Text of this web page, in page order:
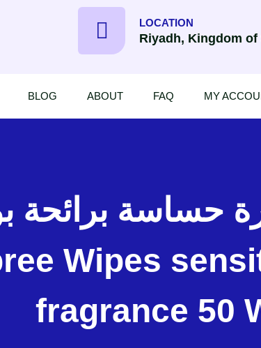
LOCATION
Riyadh, Kingdom of
BLOG ABOUT FAQ MY
fragrance 50